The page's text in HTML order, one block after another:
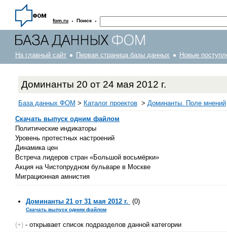
fom.ru · Поиск ·
На главный сайт Первая страница базы данных Новые
Доминанты 20 от 24 мая 2012 г.
База данных ФОМ > Каталог проектов > Доминанты. Поле мнений
Скачать выпуск одним файлом
Политические индикаторы
Уровень протестных настроений
Динамика цен
Встреча лидеров стран «Большой восьмёрки»
Акция на Чистопрудном бульваре в Москве
Миграционная амнистия
Доминанты 21 от 31 мая 2012 г. (0)
Скачать выпуск одним файлом
(+) - открывает список подразделов данной категории